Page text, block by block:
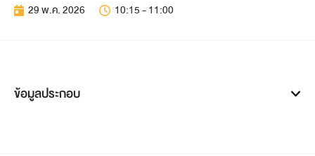
29 พ.ค. 2026 10:15 - 11:00
ข้อมูลประกอบ